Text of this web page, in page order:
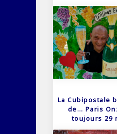
La Cubipostale
de… Paris
toujours 29